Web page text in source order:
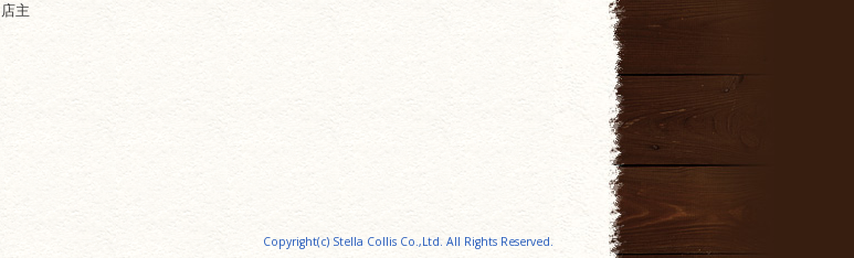
店主
Copyright(c) Stella Collis Co.,Ltd. All Rights Reserved.